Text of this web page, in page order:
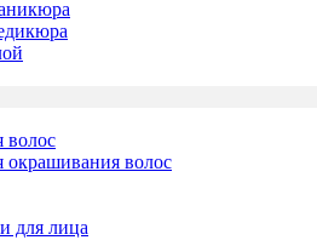
волос
окрашивания волос
для лица